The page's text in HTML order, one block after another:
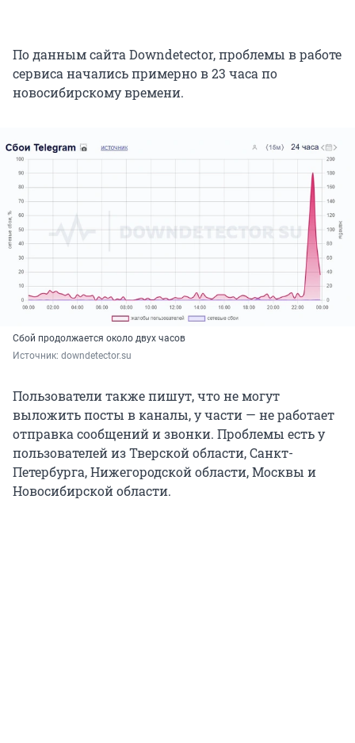
По данным сайта Downdetector, проблемы в работе
сервиса начались примерно в 23 часа по
новосибирскому времени.
Сбой продолжается около двух часов
Источник: downdetector.su
Пользователи также пишут, что не могут
выложить посты в каналы, у части — не работает
отправка сообщений и звонки. Проблемы есть у
пользователей из Тверской области, Санкт-
Петербурга, Нижегородской области, Москвы и
Новосибирской области.